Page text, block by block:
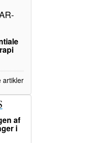
artikler
af
i